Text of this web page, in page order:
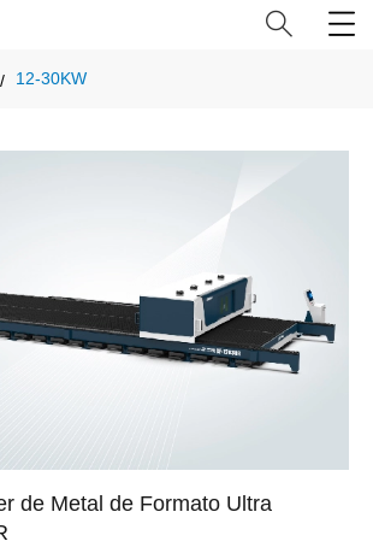
12-30KW
de Metal de Formato Ultra